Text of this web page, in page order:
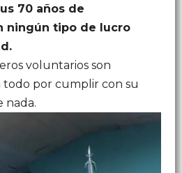
70 años de
ningún tipo de lucro
voluntarios son
todo por cumplir con su
nada.